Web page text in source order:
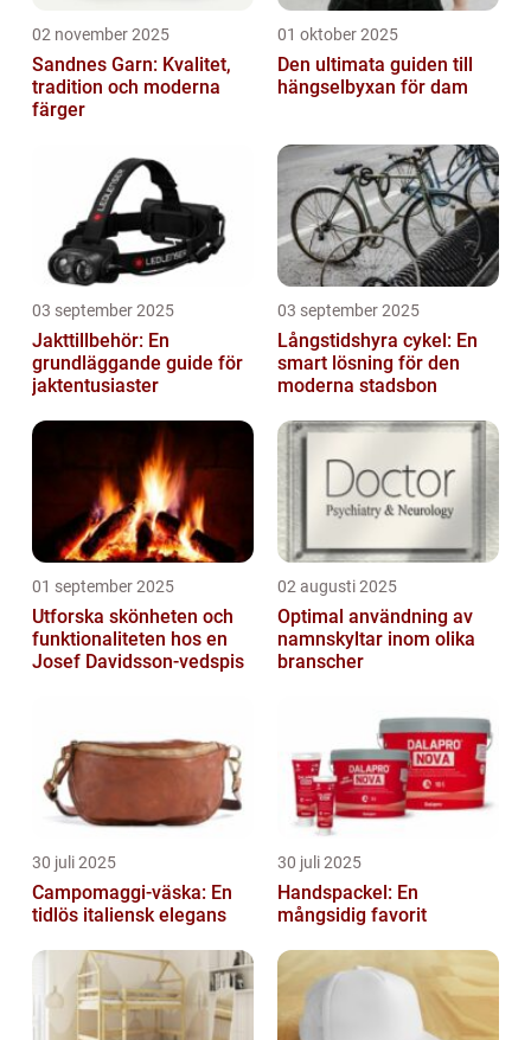
02 november 2025
Sandnes Garn: Kvalitet,
tradition och moderna
färger
01 oktober 2025
Den ultimata guiden till
hängselbyxan för dam
03 september 2025
Jakttillbehör: En
grundläggande guide för
jaktentusiaster
03 september 2025
Långstidshyra cykel: En
smart lösning för den
moderna stadsbon
01 september 2025
Utforska skönheten och
funktionaliteten hos en
Josef Davidsson-vedspis
02 augusti 2025
Optimal användning av
namnskyltar inom olika
branscher
30 juli 2025
Campomaggi-väska: En
tidlös italiensk elegans
30 juli 2025
Handspackel: En
mångsidig favorit